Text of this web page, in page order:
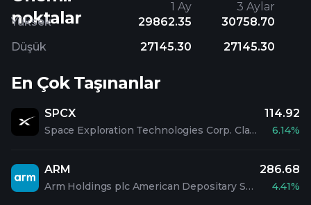
noktalar
1 Ay
3 Aylar
Yüksek
29862.35 30758.70
Düşük
27145.30 27145.30
En Çok Taşınanlar
SPCX
Space Exploration Technologies Corp. Class A Common Stock
114.92
6.14%
ARM
Arm Holdings plc American Depositary Shares
286.68
4.41%